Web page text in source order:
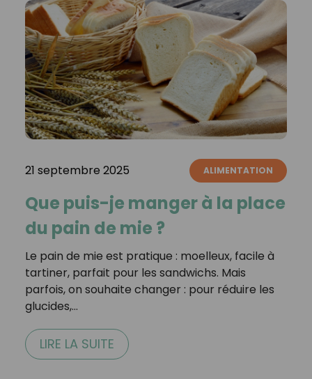
21 septembre 2025 ALIMENTATION
Que puis-je manger à la place
du pain de mie ?
Le pain de mie est pratique : moelleux, facile à
tartiner, parfait pour les sandwichs. Mais
parfois, on souhaite changer : pour réduire les
glucides,…
LIRE LA SUITE